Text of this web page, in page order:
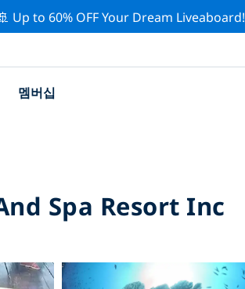
Up to 60% OFF Your Dream Liveaboard!
멤버십
Spa Resort Inc